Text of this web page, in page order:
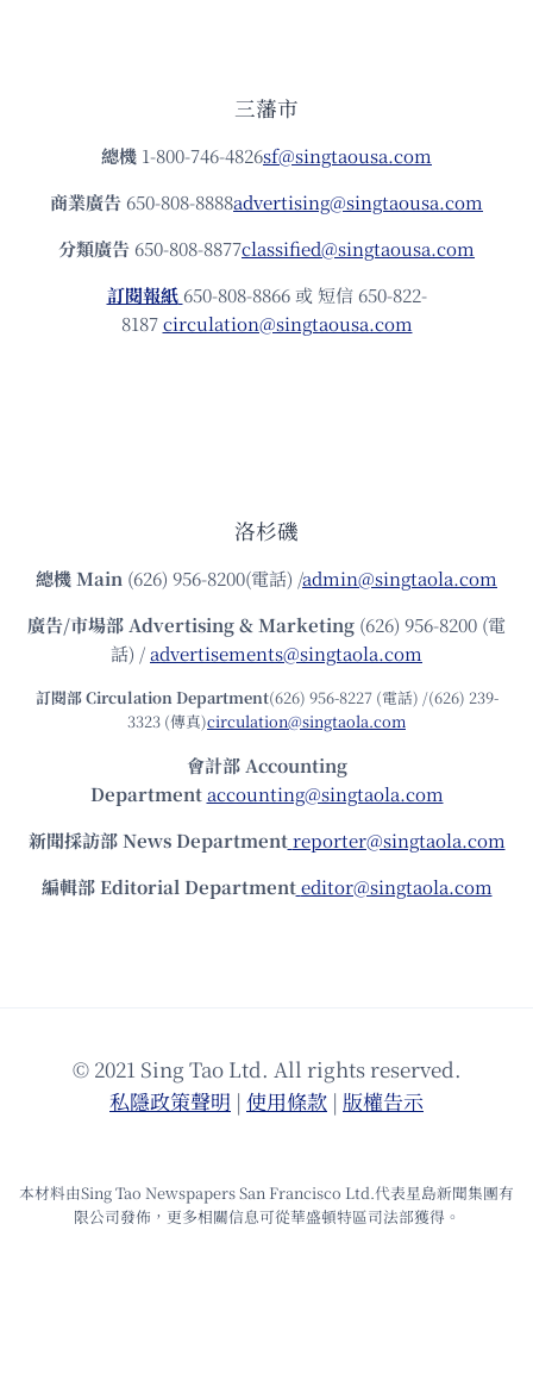
三藩市
總機 1-800-746-4826sf@singtaousa.com
商業廣告 650-808-8888advertising@singtaousa.com
分類廣告 650-808-8877classified@singtaousa.com
訂閱報紙 650-808-8866 或 短信 650-822-
8187circulation@singtaousa.com
洛杉磯
總機Main (626) 956-8200(電話) /admin@singtaola.com
廣告/市場部Advertising & Marketing (626) 956-8200 (電
話) /advertisements@singtaola.com
訂閱部 Circulation Department(626) 956-8227 (電話) /(626) 239-
3323 (傳真)circulation@singtaola.com
會計部 Accounting
Department accounting@singtaola.com
新聞採訪部 News Department reporter@singtaola.com
編輯部 Editorial Department editor@singtaola.com
© 2021 Sing Tao Ltd. All rights reserved.
私隱政策聲明 | 使⽤條款 | 版權告⽰
本材料由Sing Tao Newspapers San Francisco Ltd.代表星島新聞集團有
限公司發佈，更多相關信息可從華盛頓特區司法部獲得。